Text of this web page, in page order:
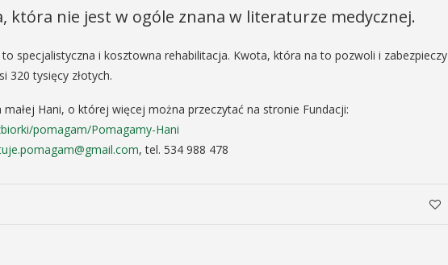
która nie jest w ogóle znana w literaturze medycznej.
specjalistyczna i kosztowna rehabilitacja. Kwota, która na to pozwoli i zabezpieczy
320 tysięcy złotych.
Hani, o której więcej można przeczytać na stronie Fundacji:
pomagam/Pomagamy-Hani
, tel. 534 988 478